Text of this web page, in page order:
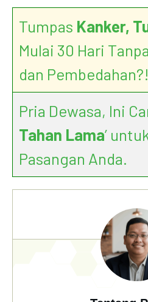
Tumpas Kanker,
Mulai 30 Hari
dan Pembedahan?!
Pria Dewasa, Ini
Tahan Lama’
Pasangan Anda.